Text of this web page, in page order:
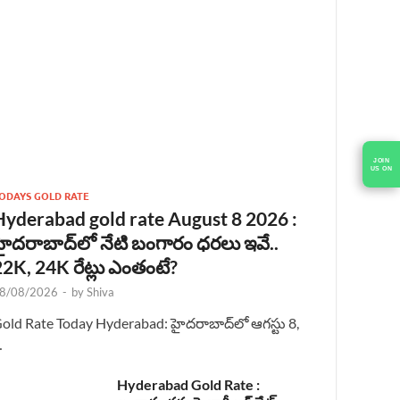
GOLD RATE
gold rate August 8 2026 :
నేటి బంగారం ధరలు ఇవే..
24K రేట్లు ఎంతంటే?
08/2026 - byShiva
Rate Today Hyderabad: హైదరాబాద్‌లో ఆగస్టు 8,
Hyderabad Gold Rate :